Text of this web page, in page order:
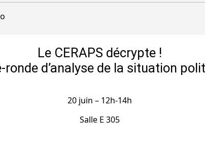
Le CERAPS décrypte !
ronde d’analyse de la situation
20 juin – 12h-14h
Salle E 305